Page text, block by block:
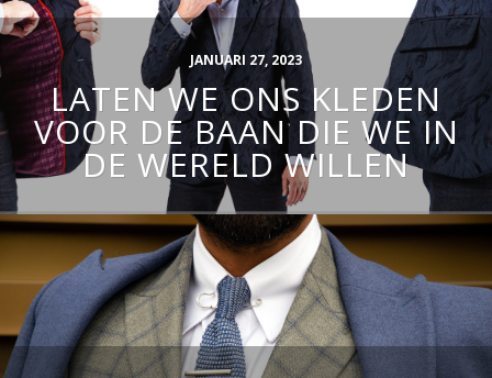
JANUARI 27, 2023
LATEN WE ONS KLEDEN
VOOR DE BAAN DIE WE IN
DE WERELD WILLEN